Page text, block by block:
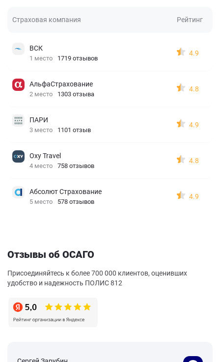
Страховая компания Рейтинг
ВСК
1 место 1719 отзывов
4.9
АльфаСтрахование
2 место 1303 отзыва
4.8
ПАРИ
3 место 1101 отзыв
4.9
Oxy Travel
4 место 758 отзывов
4.8
Абсолют Страхование
5 место 578 отзывов
4.9
Отзывы об ОСАГО
Присоединяйтесь к более 700 000 клиентов, оценивших
удобство и надежность ПОЛИС 812